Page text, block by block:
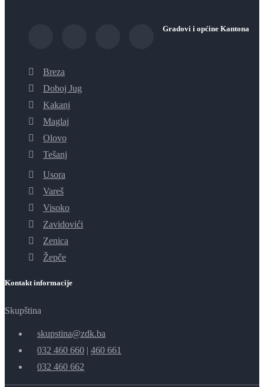
Gradovi i općine Kantona
Breza
Doboj Jug
Kakanj
Maglaj
Olovo
Tešanj
Usora
Vareš
Visoko
Zavidovići
Zenica
Žepče
Kontakt informacije
Skupština
skupstina@zdk.ba
032 460 660 | 460 661
032 460 662